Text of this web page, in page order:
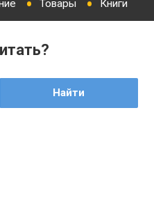
Товары Книги
Найти